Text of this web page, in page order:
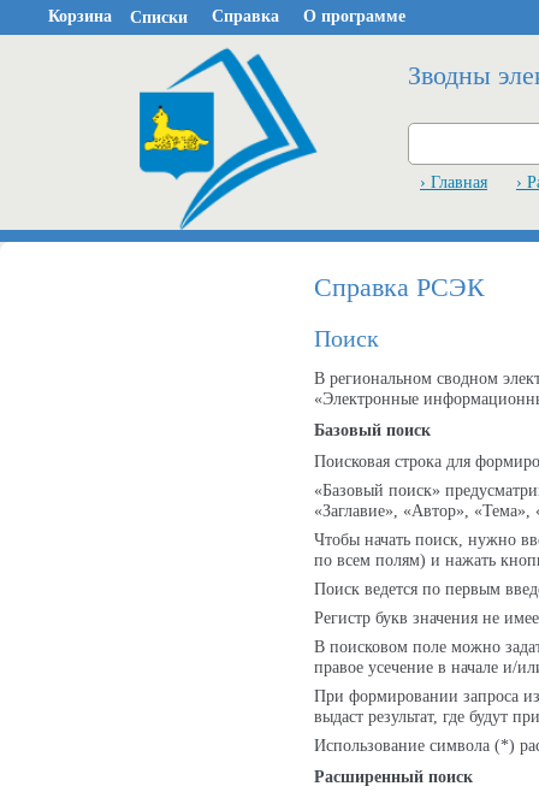
Зводны
› Главная ›
Cправка РСЭК
Поиск
В региональном сводном
«Электронные
Базовый поиск
Поисковая строка для
«Базовый поиск»
«Заглавие», «Автор»,
Чтобы начать поиск, нужно
по всем полям) и нажать
Поиск ведется по первым
Регистр букв значения не
В поисковом поле можно
правое усечение в начале и/
При формировании запроса
выдаст результат, где будут
Использование символа (*)
Расширенный поиск
Корзина Списки Справка О программе